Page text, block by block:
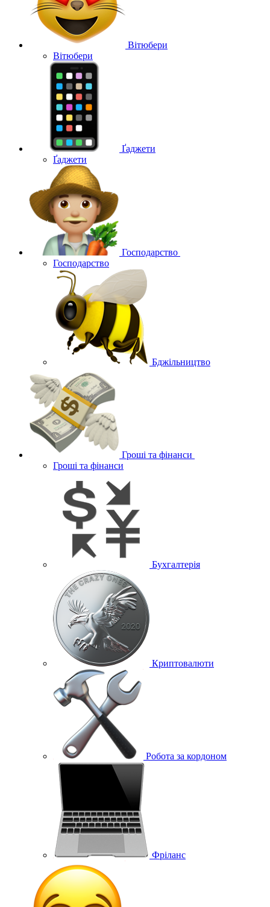
Вітюбери
Вітюбери
Ґаджети
Ґаджети
Господарство
Господарство
Бджільництво
Гроші та фінанси
Гроші та фінанси
Бухгалтерія
Криптовалюти
Робота за кордоном
Фріланс